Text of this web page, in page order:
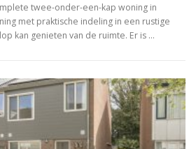
twee-onder-een-kap woning in
met praktische indeling in een rustige
kan genieten van de ruimte. Er is …